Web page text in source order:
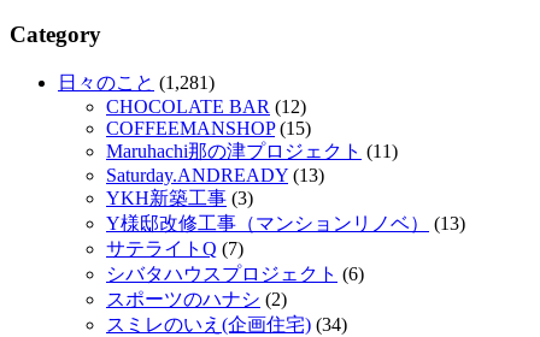
Category
日々のこと (1,281)
CHOCOLATE BAR (12)
COFFEEMANSHOP(15)
Maruhachi那の津プロジェクト (11)
Saturday.ANDREADY (13)
YKH新築工事 (3)
Y様邸改修工事（マンションリノベ）
(13)
サテライトQ (7)
シバタハウスプロジェクト (6)
スポーツのハナシ (2)
スミレのいえ(企画住宅) (34)